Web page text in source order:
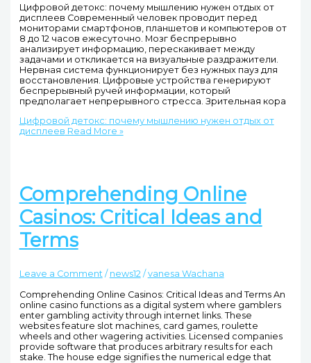
Цифровой детокс: почему мышлению нужен отдых от
дисплеев Современный человек проводит перед
мониторами смартфонов, планшетов и компьютеров от
8 до 12 часов ежесуточно. Мозг беспрерывно
анализирует информацию, перескакивает между
задачами и откликается на визуальные раздражители.
Нервная система функционирует без нужных пауз для
восстановления. Цифровые устройства генерируют
беспрерывный ручей информации, который
предполагает непрерывного стресса. Зрительная кора
Цифровой детокс: почему мышлению нужен отдых от
дисплеев Read More »
Comprehending Online
Casinos: Critical Ideas and
Terms
Leave a Comment / news12/ vanesa Wachana
Comprehending Online Casinos: Critical Ideas and Terms An
online casino functions as a digital system where gamblers
enter gambling activity through internet links. These
websites feature slot machines, card games, roulette
wheels and other wagering activities. Licensed companies
provide software that produces arbitrary results for each
stake. The house edge signifies the numerical edge that